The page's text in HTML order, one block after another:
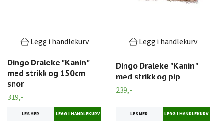
Legg i handlekurv
Dingo Draleke "Kanin"
med strikk og 150cm
snor
319,-
LES MER
Legg i handlekurv
Dingo Draleke "Kanin"
med strikk og pip
239,-
LES MER